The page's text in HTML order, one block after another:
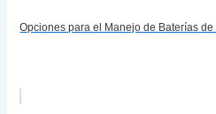
Opciones para el Manejo de Baterías